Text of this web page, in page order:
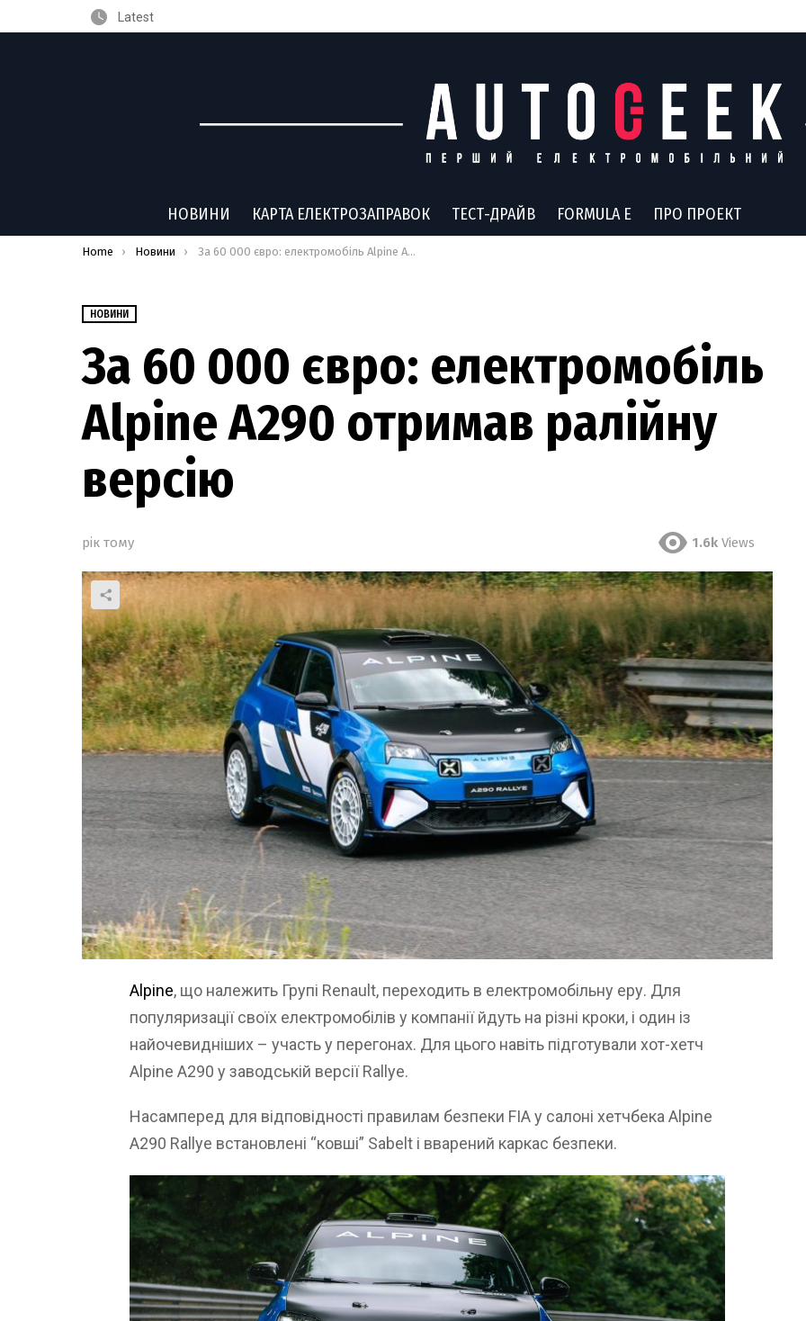
Latest
НОВИНИ КАРТА ЕЛЕКТРОЗАПРАВОК ТЕСТ-ДРАЙВ FORMULA E ПРО ПРОЕКТ
You are here:
Home Новини За 60 000 євро: електромобіль Alpine A290 отримав ралійну версію
НОВИНИ
За 60 000 євро: електромобіль
Alpine A290 отримав ралійну
версію
рік тому 1.6k Views
Alpine, що належить Групі Renault, переходить в електромобільну еру. Для
популяризації своїх електромобілів у компанії йдуть на різні кроки, і один із
найочевидніших – участь у перегонах. Для цього навіть підготували хот-хетч
Alpine A290 у заводській версії Rallye.
Насамперед для відповідності правилам безпеки FIA у салоні хетчбека Alpine
A290 Rallye встановлені “ковші” Sabelt і вварений каркас безпеки.